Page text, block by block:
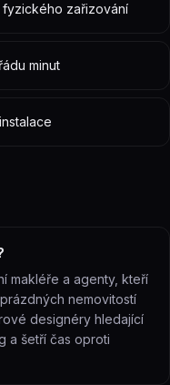
zařizování
minut
makléře a agenty, kteří
nemovitostí
designéry hledající
a šetří čas oproti